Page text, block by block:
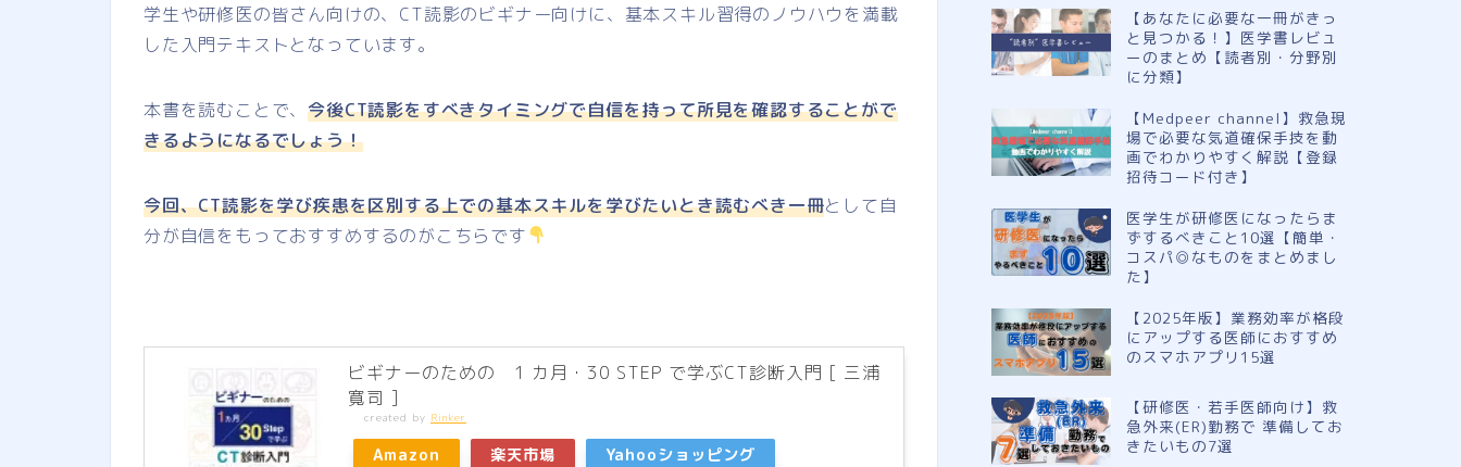
学生や研修医の皆さん向けの、CT読影のビギナー向けに、基本スキル習得のノウハウを満載
した入門テキストとなっています。
本書を読むことで、今後CT読影をすべきタイミングで自信を持って所見を確認することがで
きるようになるでしょう！
今回、CT読影を学び疾患を区別する上での基本スキルを学びたいとき読むべき一冊として自
分が自信をもっておすすめするのがこちらです
ビギナーのための 1 カ月・30 STEP で学ぶCT診断入門 [ 三浦
寛司 ]
created by Rinker
Amazon 楽天市場 Yahooショッピング
【あなたに必要な一冊がきっ
と見つかる！】医学書レビュ
ーのまとめ【読者別・分野別
に分類】
【Medpeer channel】救急現
場で必要な気道確保手技を動
画でわかりやすく解説【登録
招待コード付き】
医学生が研修医になったらま
ずするべきこと10選【簡単・
コスパ◎なものをまとめまし
た】
【2025年版】業務効率が格段
にアップする医師におすすめ
のスマホアプリ15選
【研修医・若手医師向け】救
急外来(ER)勤務で 準備してお
きたいもの7選